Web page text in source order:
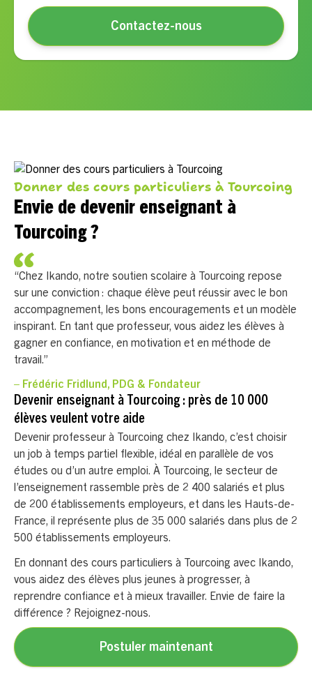
Contactez-nous
Donner des cours particuliers à Tourcoing
Envie de devenir enseignant à
Tourcoing ?
“Chez Ikando, notre soutien scolaire à Tourcoing repose
sur une conviction : chaque élève peut réussir avec le bon
accompagnement, les bons encouragements et un modèle
inspirant. En tant que professeur, vous aidez les élèves à
gagner en confiance, en motivation et en méthode de
travail.”
– Frédéric Fridlund, PDG & Fondateur
Devenir enseignant à Tourcoing : près de 10 000
élèves veulent votre aide
Devenir professeur à Tourcoing chez Ikando, c’est choisir
un job à temps partiel flexible, idéal en parallèle de vos
études ou d’un autre emploi. À Tourcoing, le secteur de
l’enseignement rassemble près de 2 400 salariés et plus
de 200 établissements employeurs, et dans les Hauts-de-
France, il représente plus de 35 000 salariés dans plus de 2
500 établissements employeurs.
En donnant des cours particuliers à Tourcoing avec Ikando,
vous aidez des élèves plus jeunes à progresser, à
reprendre confiance et à mieux travailler. Envie de faire la
différence ? Rejoignez-nous.
Postuler maintenant